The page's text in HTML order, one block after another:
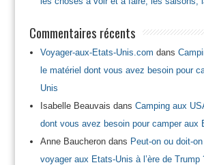
Commentaires récents
Voyager-aux-Etats-Unis.com dans
le matériel dont vous avez besoin pour
Unis
Isabelle Beauvais dans Camping aux
dont vous avez besoin pour camper aux
Anne Baucherondans Peut-on ou doit-
voyager aux Etats-Unis à l’ère de Trump